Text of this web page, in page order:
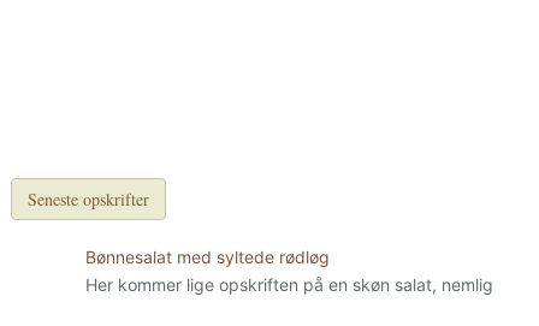
Seneste opskrifter
Bønnesalat med syltede rødløg
Her kommer lige opskriften på en skøn salat, nemlig